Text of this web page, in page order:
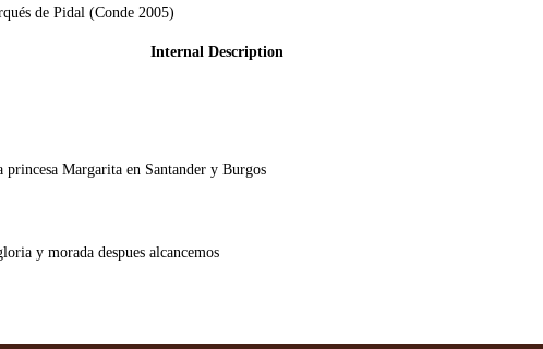
de Pidal (Conde 2005)
Internal Description
Margarita en Santander y Burgos
y morada despues alcancemos